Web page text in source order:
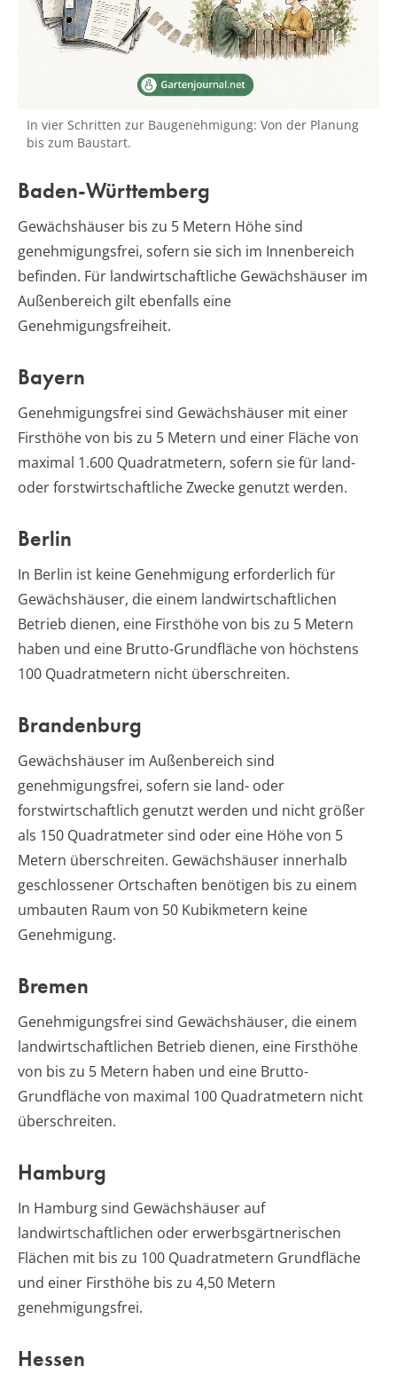
In vier Schritten zur Baugenehmigung: Von der Planung
bis zum Baustart.
Baden-Württemberg
Gewächshäuser bis zu 5 Metern Höhe sind
genehmigungsfrei, sofern sie sich im Innenbereich
befinden. Für landwirtschaftliche Gewächshäuser im
Außenbereich gilt ebenfalls eine
Genehmigungsfreiheit.
Bayern
Genehmigungsfrei sind Gewächshäuser mit einer
Firsthöhe von bis zu 5 Metern und einer Fläche von
maximal 1.600 Quadratmetern, sofern sie für land-
oder forstwirtschaftliche Zwecke genutzt werden.
Berlin
In Berlin ist keine Genehmigung erforderlich für
Gewächshäuser, die einem landwirtschaftlichen
Betrieb dienen, eine Firsthöhe von bis zu 5 Metern
haben und eine Brutto-Grundfläche von höchstens
100 Quadratmetern nicht überschreiten.
Brandenburg
Gewächshäuser im Außenbereich sind
genehmigungsfrei, sofern sie land- oder
forstwirtschaftlich genutzt werden und nicht größer
als 150 Quadratmeter sind oder eine Höhe von 5
Metern überschreiten. Gewächshäuser innerhalb
geschlossener Ortschaften benötigen bis zu einem
umbauten Raum von 50 Kubikmetern keine
Genehmigung.
Bremen
Genehmigungsfrei sind Gewächshäuser, die einem
landwirtschaftlichen Betrieb dienen, eine Firsthöhe
von bis zu 5 Metern haben und eine Brutto-
Grundfläche von maximal 100 Quadratmetern nicht
überschreiten.
Hamburg
In Hamburg sind Gewächshäuser auf
landwirtschaftlichen oder erwerbsgärtnerischen
Flächen mit bis zu 100 Quadratmetern Grundfläche
und einer Firsthöhe bis zu 4,50 Metern
genehmigungsfrei.
Hessen